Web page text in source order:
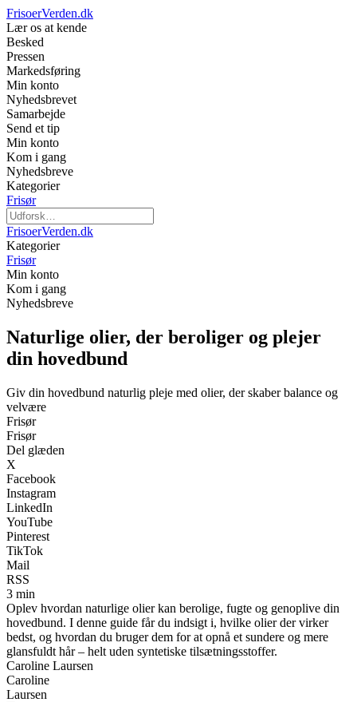
FrisoerVerden.dk
Lær os at kende
Besked
Pressen
Markedsføring
Min konto
Nyhedsbrevet
Samarbejde
Send et tip
Min konto
Kom i gang
Nyhedsbreve
Kategorier
Frisør
FrisoerVerden.dk
Kategorier
Frisør
Min konto
Kom i gang
Nyhedsbreve
Naturlige olier, der beroliger og plejer
din hovedbund
Giv din hovedbund naturlig pleje med olier, der skaber balance og
velvære
Frisør
Frisør
Del glæden
X
Facebook
Instagram
LinkedIn
YouTube
Pinterest
TikTok
Mail
RSS
3 min
Oplev hvordan naturlige olier kan berolige, fugte og genoplive din
hovedbund. I denne guide får du indsigt i, hvilke olier der virker
bedst, og hvordan du bruger dem for at opnå et sundere og mere
glansfuldt hår – helt uden syntetiske tilsætningsstoffer.
Caroline Laursen
Caroline
Laursen